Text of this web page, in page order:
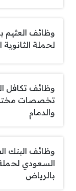
وظائف العثيم
لحملة الثانوية
وظائف تكافل
تخصصات
والدمام
وظائف البنك
السعودي
بالرياض